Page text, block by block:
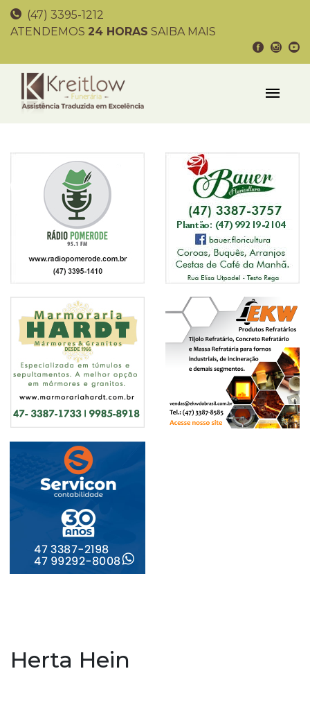
(47) 3395-1212
ATENDEMOS 24 HORAS SAIBA MAIS
Herta Hein